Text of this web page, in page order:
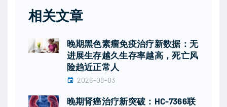
相关文章
晚期黑色素瘤免疫治疗新数据：无
进展生存越久生存率越高，死亡风
险趋近正常人
2026-08-03
晚期肾癌治疗新突破：HC-7366联